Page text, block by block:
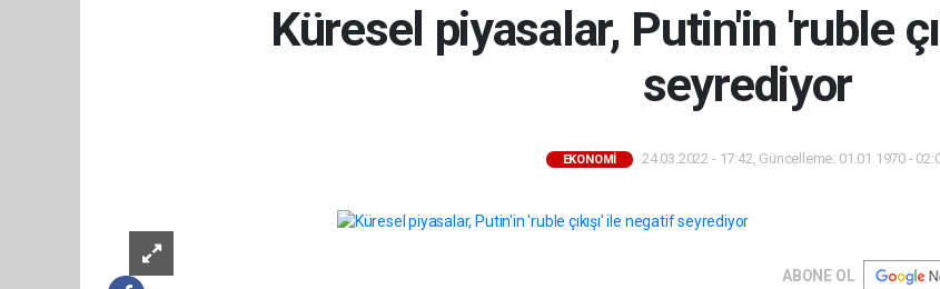
Küresel piyasalar, Putin'in 'ruble
seyrediyor
EKONOMİ 24.03.2022 - 17:42, Güncelleme: 01.01.1970 -
ABONE OL